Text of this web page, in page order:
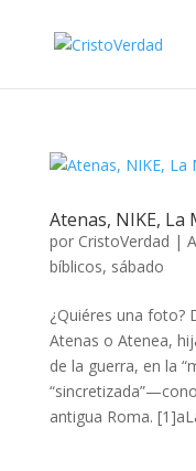
Atenas, NIKE, La
por CristoVerdad |
bíblicos, sábado
¿Quiéres una foto?
Atenas o Atenea,
de la guerra, en la
antigua Roma.